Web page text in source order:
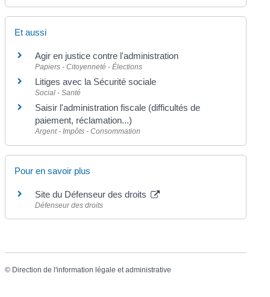
Et aussi
Agir en justice contre l'administration
Papiers - Citoyenneté - Élections
Litiges avec la Sécurité sociale
Social - Santé
Saisir l'administration fiscale (difficultés de
paiement, réclamation...)
Argent - Impôts - Consommation
Pour en savoir plus
Site du Défenseur des droits
Défenseur des droits
© Direction de l'information légale et administrative